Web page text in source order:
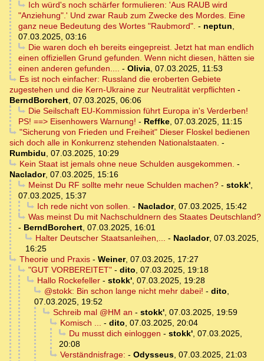
Ich würd's noch schärfer formulieren: 'Aus RAUB wird
"Anziehung".' Und zwar Raub zum Zwecke des Mordes. Eine
ganz neue Bedeutung des Wortes "Raubmord". - neptun,
07.03.2025, 03:16
Die waren doch eh bereits eingepreist. Jetzt hat man endlich
einen offiziellen Grund gefunden. Wenn nicht diesen, hätten sie
einen anderen gefunden.... - Olivia, 07.03.2025, 11:53
Es ist noch einfacher: Russland die eroberten Gebiete
zugestehen und die Kern-Ukraine zur Neutralität verpflichten -
BerndBorchert, 07.03.2025, 06:06
Die Seilschaft EU-Kommission führt Europa in's Verderben!
PS! ==> Eisenhowers Warnung! - Reffke, 07.03.2025, 11:15
"Sicherung von Frieden und Freiheit" Dieser Floskel bedienen
sich doch alle in Konkurrenz stehenden Nationalstaaten. -
Rumbidu, 07.03.2025, 10:29
Kein Staat ist jemals ohne neue Schulden ausgekommen. -
Naclador, 07.03.2025, 15:16
Meinst Du RF sollte mehr neue Schulden machen?- stokk',
07.03.2025, 15:37
Ich rede nicht von sollen. - Naclador, 07.03.2025, 15:42
Was meinst Du mit Nachschuldnern des Staates Deutschland?
- BerndBorchert, 07.03.2025, 16:01
Halter Deutscher Staatsanleihen,... - Naclador, 07.03.2025,
16:25
Theorie und Praxis- Weiner, 07.03.2025, 17:27
"GUT VORBEREITET"- dito, 07.03.2025, 19:18
Hallo Rockefeller- stokk', 07.03.2025, 19:28
@stokk: Bin schon lange nicht mehr dabei! - dito,
07.03.2025, 19:52
Schreib mal @HM an - stokk', 07.03.2025, 19:59
Komisch ... - dito, 07.03.2025, 20:04
Du musst dich einloggen - stokk', 07.03.2025,
20:08
Verständnisfrage: - Odysseus, 07.03.2025, 21:03